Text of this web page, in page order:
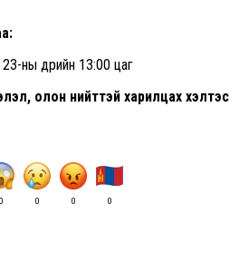
ны өдрийн 13:00 цаг
олон нийттэй харилцах хэлтэс
0 0 0 0